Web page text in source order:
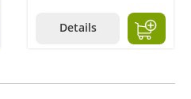
Details